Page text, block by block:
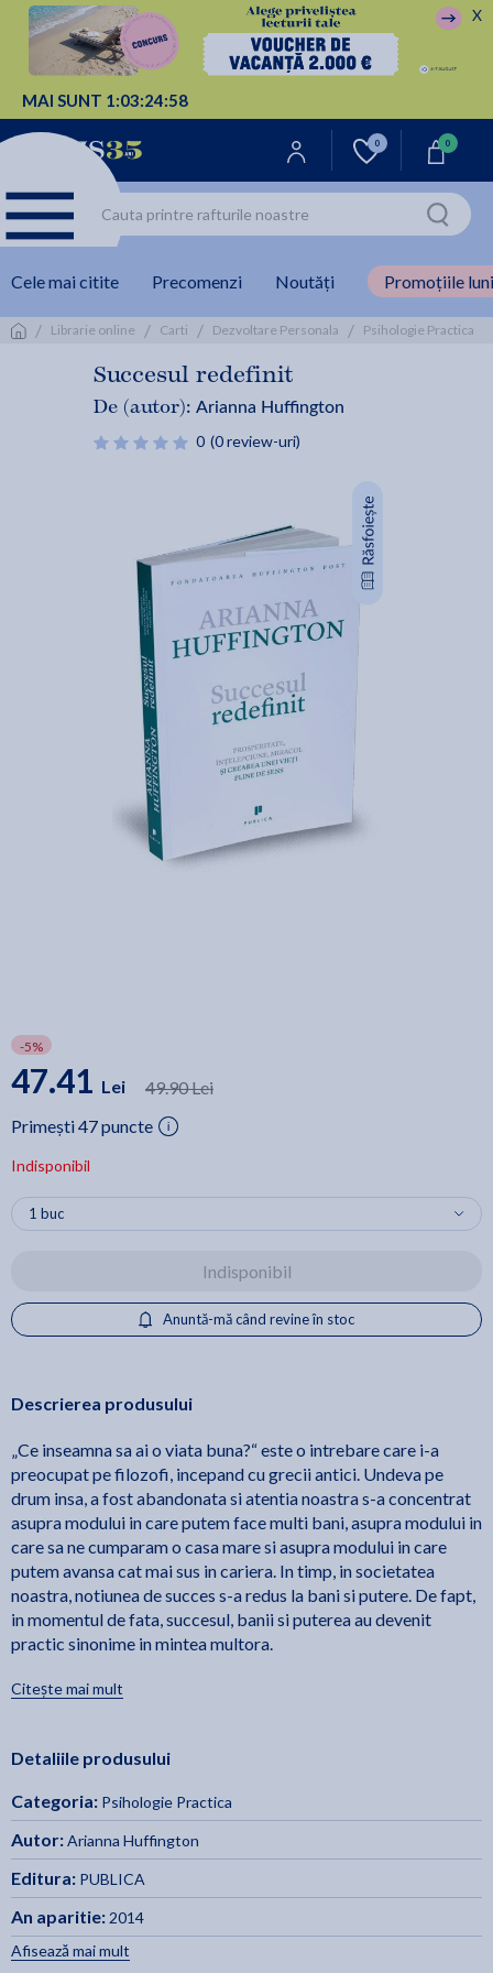
MAI SUNT 1:03:24:57
X
0 0
Cele mai citite Precomenzi Noutăți Promoțiile
/ Librarie online / Carti / Dezvoltare Personala / Psihologie Practica
Succesul redefinit
De (autor): Arianna Huffington
0 (0 review-uri)
-5%
47.41 Lei
49.90 Lei
Primești 47 puncte
Indisponibil
Indisponibil
Anuntă-mă când revine în stoc
Descrierea produsului
„Ce inseamna sa ai o viata buna?“ este o intrebare care i-a
preocupat pe filozofi, incepand cu grecii antici. Undeva pe
drum insa, a fost abandonata si atentia noastra s-a concentrat
asupra modului in care putem face multi bani, asupra modului in
care sa ne cumparam o casa mare si asupra modului in care
putem avansa cat mai sus in cariera. In timp, in societatea
noastra, notiunea de succes s-a redus la bani si putere. De fapt,
in momentul de fata, succesul, banii si puterea au devenit
practic sinonime in mintea multora.
Pentru a trai viata pe care ne-o dorim si pe care o meritam cu
masura a succesului, care merge dincolo de cele doua metrici
cladita pe patru fundamente – bunastare, intelepciune, miracol
si daruire –, notiuni care alcatuiesc cele patru sectiuni ale
acestei carti.
ARIANNA HUFFINGTON
Intima si extraordinara, aceasta carte o reprezinta pe Arianna
Citește mai mult
Detaliile produsului
Categoria: Psihologie Practica
Autor:Arianna Huffington
Editura: PUBLICA
An aparitie: 2014
Afisează mai mult